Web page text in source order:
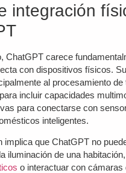
integración
ChatGPT carece
con dispositivos físicos.
al procesamiento de
incluir capacidades
para conectarse con
inteligentes.
implica que ChatGPT no
iluminación de una habitación,
o interactuar con cámaras